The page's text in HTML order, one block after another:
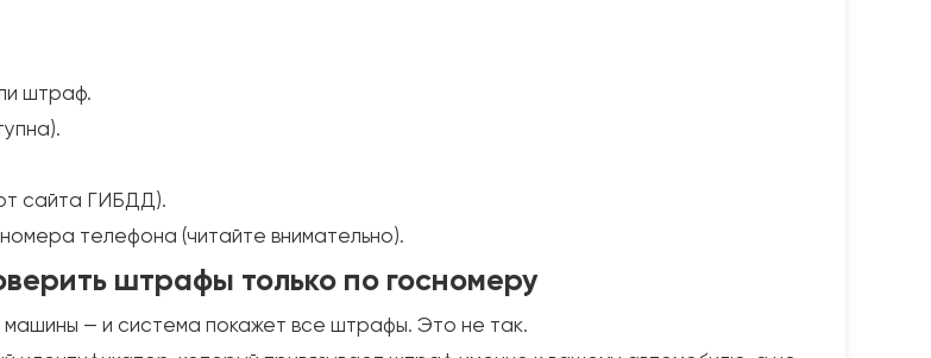
штраф.
сайта ГИБДД).
телефона (читайте внимательно).
штрафы только по госномеру
— и система покажет все штрафы. Это не так.